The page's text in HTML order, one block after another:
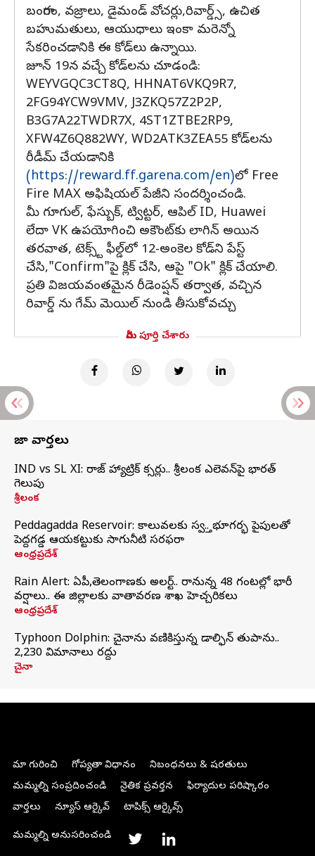
బంగారం, వజ్రాలు, డైమండ్ వోచర్లు,రివార్డ్స్, ఉచిత
బహుమతులు, ఆయుధాలు ఇంకా మరెన్నో
సేకరించడానికి ఈ కోడ్‌లు ఉన్నాయి.
జూన్ 19న వచ్చే కోడ్‌లను చూడండి:
WEYVGQC3CT8Q, HHNAT6VKQ9R7,
2FG94YCW9VMV, J3ZKQ57Z2P2P,
B3G7A22TWDR7X, 4ST1ZTBE2RP9,
XFW4Z6Q882WY, WD2ATK3ZEA55 కోడ్‌లను
రీడీమ్ చేయడానికి
(https://reward.ff.garena.com/en)లో Free
Fire MAX అఫిషియల్ పేజీని సందర్శించండి.
మీ గూగుల్, ఫేస్బుక్, ట్విట్టర్, ఆపిల్ ID, Huawei
లేదా VK ఉపయోగించి అకౌంట్‌కు లాగిన్ అయిన
తరవాత, టెక్స్ట్ ఫీల్డ్‌లో 12-అంకెల కోడ్‌ని పేస్ట్
చేసి,"Confirm"పై క్లిక్ చేసి, ఆపై "Ok" క్లిక్ చేయాలి.
ప్రతి విజయవంతమైన రీడెంప్షన్ తర్వాత, వచ్చిన
రివార్డ్ ను గేమ్ మెయిల్ నుండి తీసుకోవచ్చు
మీరు పూర్తి చేశారు
తాజా వార్తలు
IND vs SL XI: సిరాజ్‌ హ్యాట్రిక్‌ సిక్సర్లు.. శ్రీలంక ఎలెవన్‌పై భారత్‌
గెలుపు
శ్రీలంక
Peddagadda Reservoir: కాలువలకు స్వస్తి.. భూగర్భ పైపులతో
పెద్దగడ్డ ఆయకట్టుకు సాగునీటి సరఫరా
ఆంధ్రప్రదేశ్
Rain Alert: ఏపీ,తెలంగాణకు అలర్ట్.. రానున్న 48 గంటల్లో భారీ
వర్షాలు.. ఈ జిల్లాలకు వాతావరణ శాఖ హెచ్చరికలు
ఆంధ్రప్రదేశ్
Typhoon Dolphin: చైనాను వణికిస్తున్న డాల్ఫిన్‌ తుపాను..
2,230 విమానాలు రద్దు
చైనా
మా గురించి గోప్యతా విధానం
నిబంధనలు & షరతులు
మమ్మల్ని సంప్రదించండి
నైతిక ప్రవర్తన
ఫిర్యాదుల పరిష్కారం
వార్తలు
న్యూస్ ఆర్కైవ్ టాపిక్స్ ఆర్కైవ్స్
మమ్మల్ని అనుసరించండి